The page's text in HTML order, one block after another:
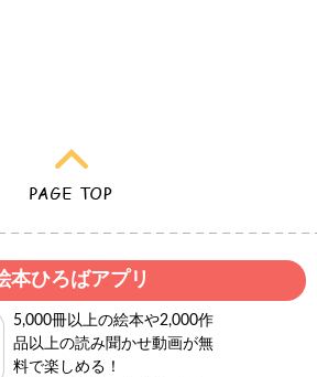
本ひろばアプリ
5,000冊以上の絵本や2,000作
品以上の読み聞かせ動画が無
料で楽しめる！